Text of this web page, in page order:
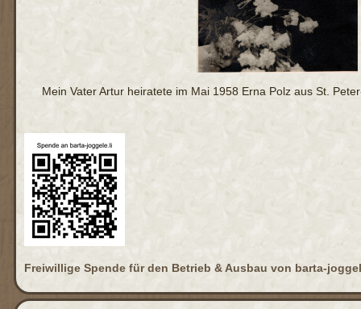
Mein Vater Artur heiratete im Mai 1958 Erna Polz aus St.
Freiwillige Spende für den Betrieb & Ausbau von barta-